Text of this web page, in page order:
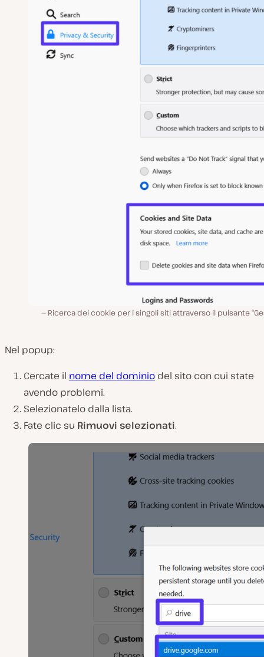
Ricerca dei cookie per i singoli siti attraverso il pulsante
Nel popup:
Cercate il nome del dominio del sito con cui state
avendo problemi.
Selezionatelo dalla lista.
Fate clic su Rimuovi selezionati.